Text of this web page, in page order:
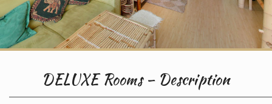
DELUXE Rooms – Description